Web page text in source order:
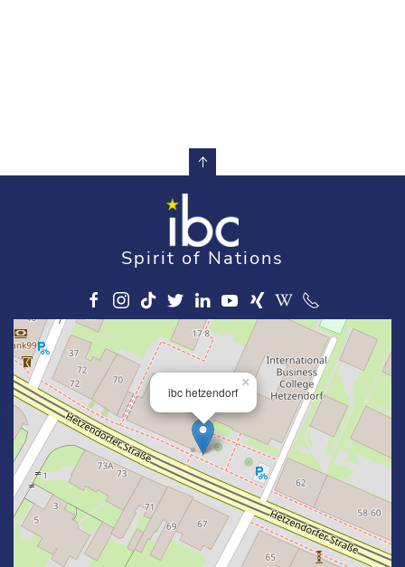
Spirit of Nations
ibc hetzendorf
×